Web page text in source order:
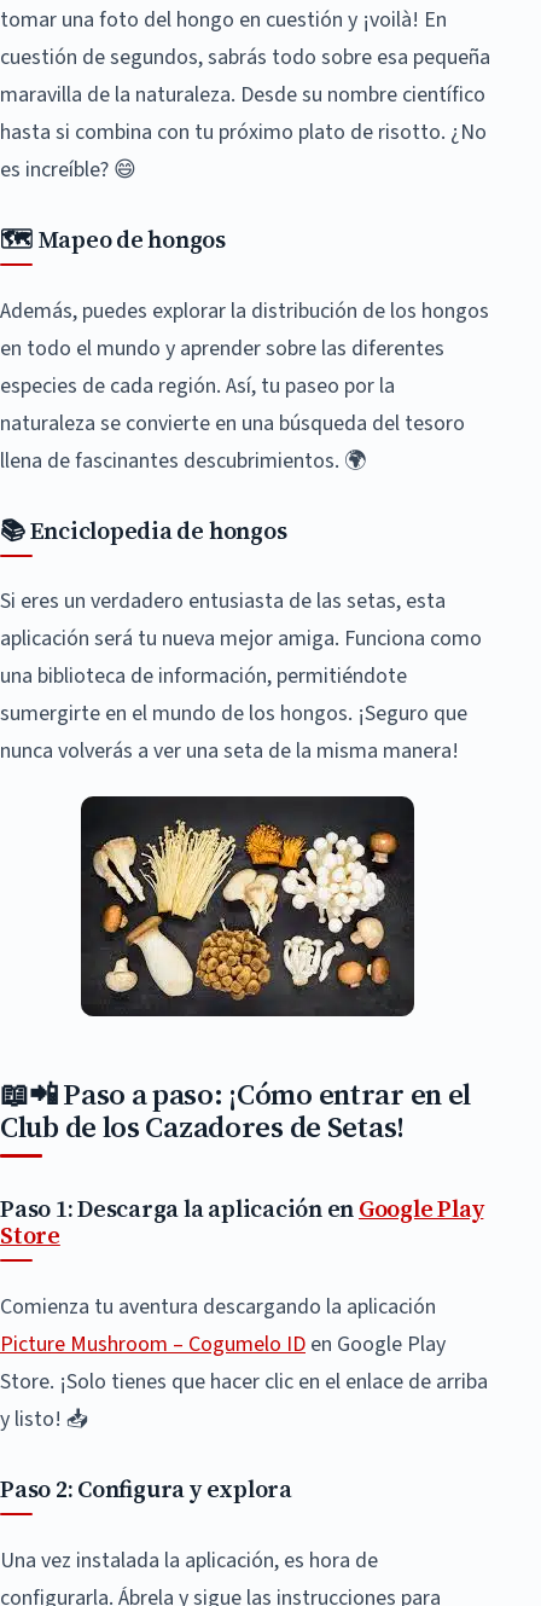
tomar una foto del hongo en cuestión y ¡voilà! En
cuestión de segundos, sabrás todo sobre esa pequeña
maravilla de la naturaleza. Desde su nombre científico
hasta si combina con tu próximo plato de risotto. ¿No
es increíble? 😄
🗺️ Mapeo de hongos
Además, puedes explorar la distribución de los hongos
en todo el mundo y aprender sobre las diferentes
especies de cada región. Así, tu paseo por la
naturaleza se convierte en una búsqueda del tesoro
llena de fascinantes descubrimientos. 🌍
📚 Enciclopedia de hongos
Si eres un verdadero entusiasta de las setas, esta
aplicación será tu nueva mejor amiga. Funciona como
una biblioteca de información, permitiéndote
sumergirte en el mundo de los hongos. ¡Seguro que
nunca volverás a ver una seta de la misma manera!
📖📲 Paso a paso: ¡Cómo entrar en el
Club de los Cazadores de Setas!
Paso 1: Descarga la aplicación enGoogle Play
Store
Comienza tu aventura descargando la aplicación
Picture Mushroom – Cogumelo ID en Google Play
Store. ¡Solo tienes que hacer clic en el enlace de arriba
y listo! 📥
Paso 2: Configura y explora
Una vez instalada la aplicación, es hora de
configurarla. Ábrela y sigue las instrucciones para